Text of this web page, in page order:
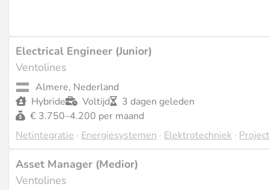
Grootte
Het aantal werknemers is niet openbaar gemaakt, en de
Wat Ze Doen
Ventolines richt zich op technologieën voor windenergie,
ontwikkeling tot beheer (source:
ontwerp, constructie en doorlopend beheer. De nadruk
energie, opslagoplossingen en integratiesystemen
energieleveranciers, overheden en consumenten in
climateinsider.com
Electrical Engineer (Junior)
Ventolines
Almere, Nederland
Hybride
Voltijd
3 dagen geleden
€ 3.750–4.200 per maand
Netintegratie · Energiesystemen · Elektrotechniek ·
Asset Manager (Medior)
Ventolines